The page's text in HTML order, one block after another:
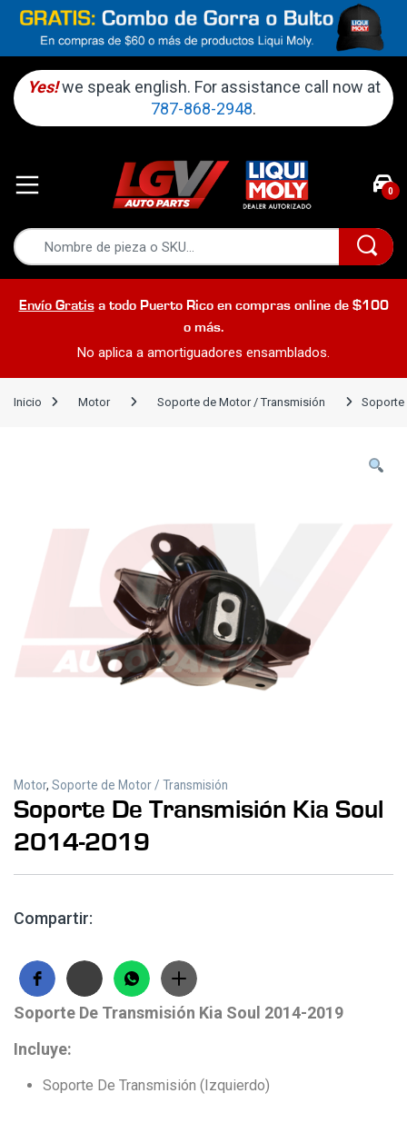
Yes! we speak english. For assistance call now at
787-868-2948.
0
Envío Gratisa todo Puerto Rico en compras online de $100
o más.
No aplica a amortiguadores ensamblados.
Inicio Motor Soporte de Motor / Transmisión Soporte
Motor, Soporte de Motor / Transmisión
Soporte De Transmisión Kia Soul
2014-2019
Compartir:
Soporte De Transmisión Kia Soul 2014-2019
Incluye:
Soporte De Transmisión (Izquierdo)